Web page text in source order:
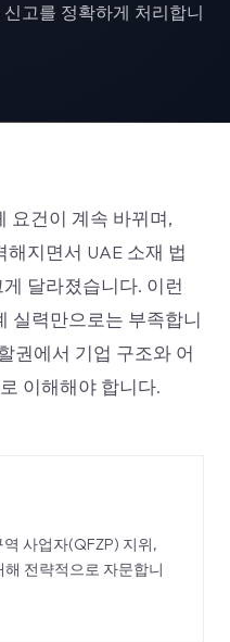
고를 정확하게 처리합니
요건이 계속 바뀌며,
지면서 UAE 소재 법
달라졌습니다. 이런
실력만으로는 부족합니
권에서 기업 구조와 어
이해해야 합니다.
사업자(QFZP) 지위,
전략적으로 자문합니